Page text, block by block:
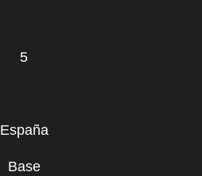
5
España
Base